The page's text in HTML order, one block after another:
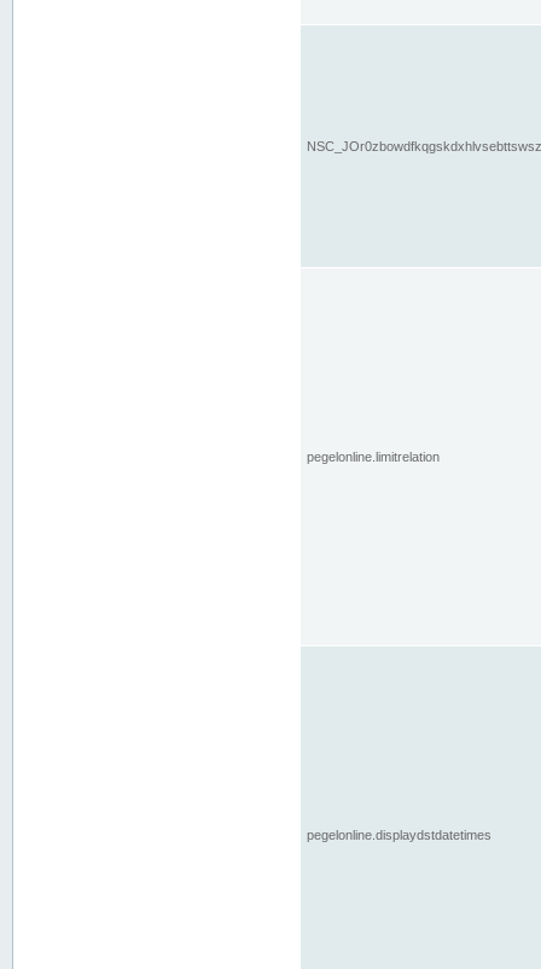
pegelonline.limitrelation
pegelonline.displaydstdatetimes